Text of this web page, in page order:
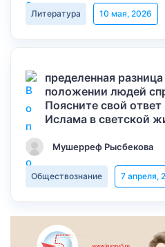
Литература 10 мая, 2026
пределенная
положении людей
Поясните свой
Ислама в светской
Мушерреф Рысбекова
Обществознание 7 апреля,